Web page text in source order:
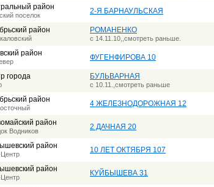
район
поселок 2-Я БАРНАУЛЬСКАЯ
район РОМАНЕНКО
с 14.11.10,,смотреть раньше.
район ФУГЕНФИРОВА 10
города БУЛЬВАРНАЯ
с 10.11.,смотреть раньше
район 4 ЖЕЛЕЗНОДОРОЖНАЯ 12
район
Водников 2 ДАЧНАЯ 20
район 10 ЛЕТ ОКТЯБРЯ 107
район КУЙБЫШЕВА 31